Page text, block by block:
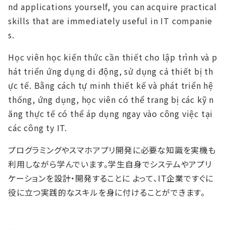
nd applications yourself, you can acquire practical
skills that are immediately useful in IT companie
s.
Học viên học kiến thức cần thiết cho lập trình và p
hát triển ứng dụng di động, sử dụng cả thiết bị th
ực tế. Bằng cách tự minh thiết kế và phát triển hệ
thống, ứng dụng, học viên có thể trang bị các kỹ n
ăng thực tế có thể áp dụng ngay vào công việc tại
các công ty IT.
プログラミングやスマホアプリ開発に必要な知識を実機も
利⽤しながら学んでいます。学⽣⾃⾝でシステムやアプリ
ケーションを設計・開発することに よって、IT企業ですぐに
役に⽴つ実践的なスキルを⾝に付けることができます。